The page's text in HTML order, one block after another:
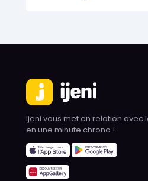
Ijeni vous met en relation avec
en une minute chrono !